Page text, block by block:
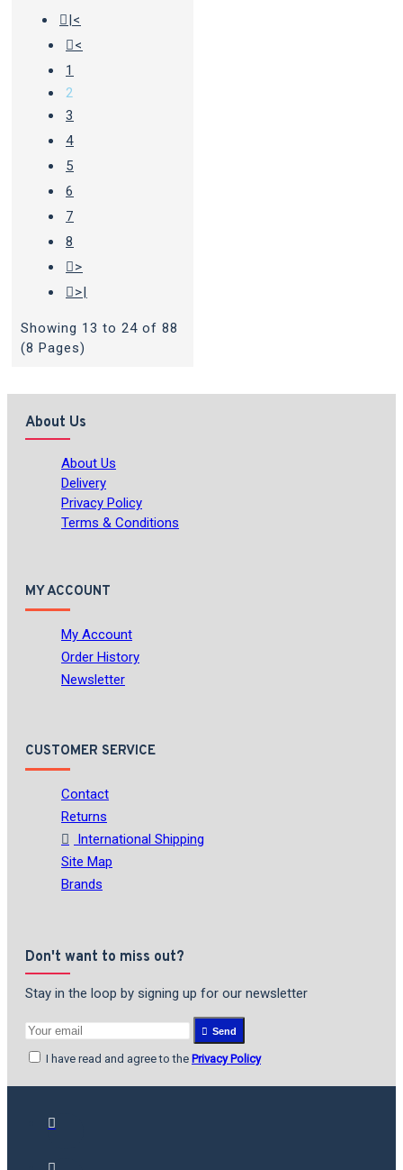
|<
<
1
2
3
4
5
6
7
8
>
>|
Showing 13 to 24 of 88
(8 Pages)
About Us
About Us
Delivery
Privacy Policy
Terms & Conditions
MY ACCOUNT
My Account
Order History
Newsletter
CUSTOMER SERVICE
Contact
Returns
International Shipping
Site Map
Brands
Don't want to miss out?
Stay in the loop by signing up for our newsletter
Send
I have read and agree to the Privacy Policy